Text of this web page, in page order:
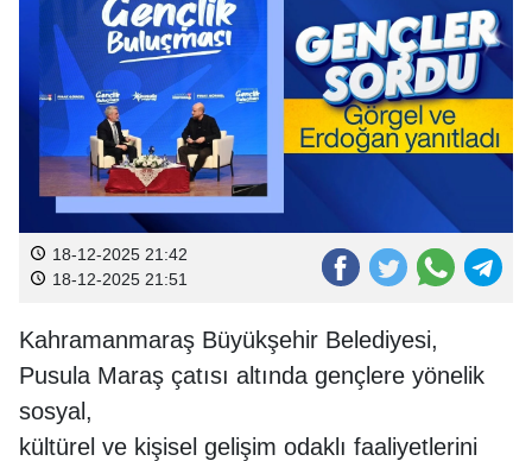
18-12-2025 21:42
18-12-2025 21:51
Kahramanmaraş Büyükşehir Belediyesi,
Pusula Maraş çatısı altında gençlere yönelik
sosyal,
kültürel ve kişisel gelişim odaklı faaliyetlerini